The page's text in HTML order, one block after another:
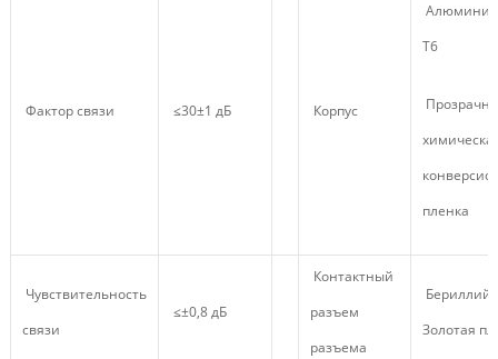
Фактор связи ≤30±1 дБ Корпус
Т6
пленка
Чувствительность
связи
≤±0,8 дБ
Контактный
разъем
разъема
Бериллий
Золотая